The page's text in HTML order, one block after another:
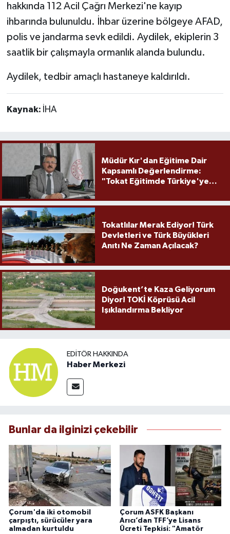
hakkında 112 Acil Çağrı Merkezi'ne kayıp
ihbarında bulunuldu. İhbar üzerine bölgeye AFAD,
polis ve jandarma sevk edildi. Aydilek, ekiplerin 3
saatlik bir çalışmayla ormanlık alanda bulundu.
Aydilek, tedbir amaçlı hastaneye kaldırıldı.
Kaynak: İHA
Müdür Kır'dan Eğitime Dair
Kapsamlı Değerlendirme:
"Tokat Eğitimde Türkiye'ye
Tokatlılar Merak Ediyor! Türk
Devletleri ve Türk Büyükleri
Anıtı Ne Zaman Açılacak?
Doğukent’te Kaza Geliyorum
Diyor! TOKİ Köprüsü Acil
Işıklandırma Bekliyor
EDITÖR HAKKINDA
Haber Merkezi
Bunlar da ilginizi çekebilir
Çorum'da iki otomobil
çarpıştı, sürücüler yara
almadan kurtuldu
Çorum ASFK Başkanı
Arıcı’dan TFF’ye Lisans
Ücreti Tepkisi: "Amatör